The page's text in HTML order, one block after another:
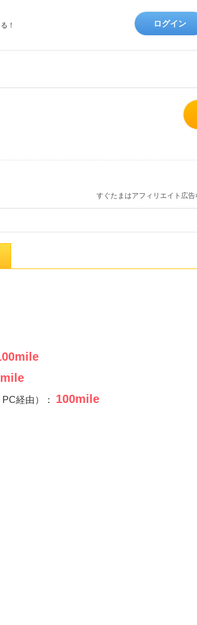
！ ログイン
すぐたまはアフィリエイト広
mile
mile
経由）： 100mile